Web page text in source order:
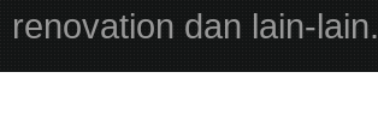
renovation dan lain-lain.